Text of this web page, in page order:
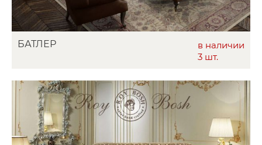
в наличии
3 шт.
БАТЛЕР